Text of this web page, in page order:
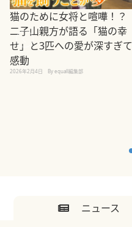
猫のために女将と喧嘩！？
二子山親方が語る「猫の幸
せ」と3匹への愛が深すぎて
感動
2026年2月4日 By equall編集部
ニュース